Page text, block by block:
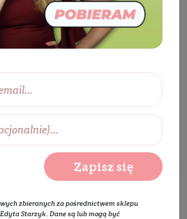
Zapisz się
zbieranych za pośrednictwem sklepu
Starzyk. Dane są lub mogą być